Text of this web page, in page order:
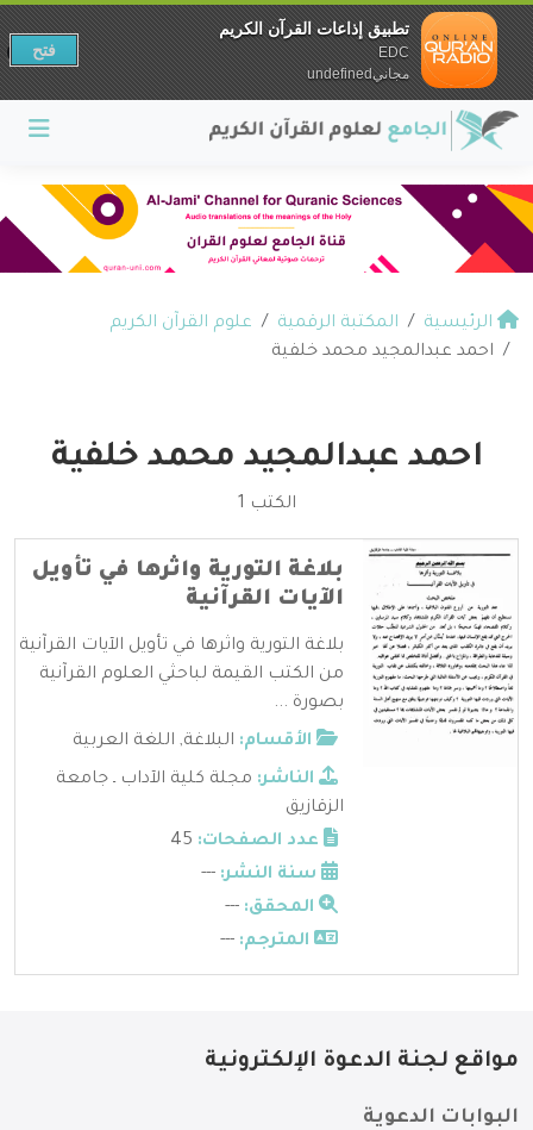
الرئيسية المكتبة الرقمية
علوم القرآن الكريم
احمد عبدالمجيد محمد خلفية
احمد عبدالمجيد محمد خلفية
الكتب 1
بلاغة التورية واثرها في تأويل
الآيات القرآنية
بلاغة التورية واثرها في تأويل الآيات القرآنية
من الكتب القيمة لباحثي العلوم القرآنية
بصورة ...
الأقسام: البلاغة, اللغة العربية
الناشر: مجلة كلية الآداب ـ جامعة
الزقازيق
عدد الصفحات:
سنة النشر: ---
المحقق: ---
المترجم: ---
مواقع لجنة الدعوة الإلكترونية
البوابات الدعوية
تطبيق إذاعات القرآن الكريم
EDC
مجانيundefined
فتح